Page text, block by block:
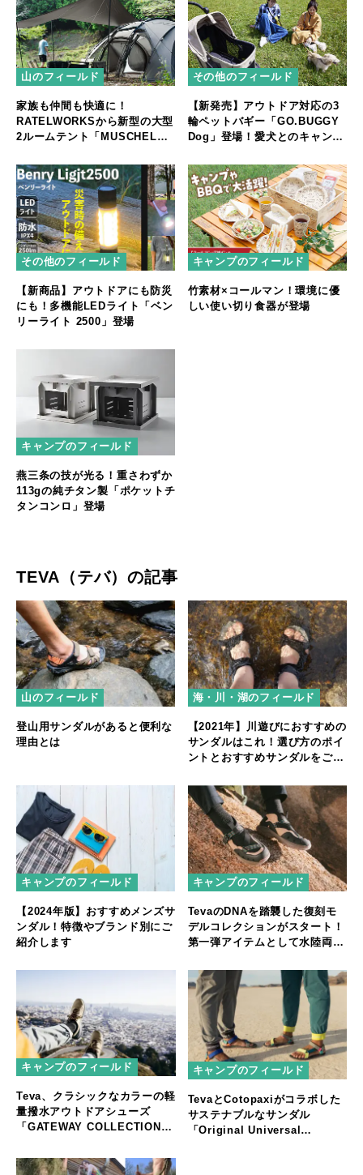
山のフィールド
家族も仲間も快適に！
RATELWORKSから新型の大型
2ルームテント「MUSCHEL」
その他のフィールド
【新発売】アウトドア対応の3
輪ペットバギー「GO.BUGGY
Dog」登場！愛犬とのキャンプ
その他のフィールド
【新商品】アウトドアにも防災
にも！多機能LEDライト「ベン
リーライト 2500」登場
キャンプのフィールド
竹素材×コールマン！環境に優
しい使い切り食器が登場
キャンプのフィールド
燕三条の技が光る！重さわずか
113gの純チタン製「ポケットチ
タンコンロ」登場
TEVA（テバ）の記事
山のフィールド
登山用サンダルがあると便利な
理由とは
海・川・湖のフィールド
【2021年】川遊びにおすすめの
サンダルはこれ！選び方のポイ
ントとおすすめサンダルをご紹
キャンプのフィールド
【2024年版】おすすめメンズサ
ンダル！特徴やブランド別にご
紹介します
キャンプのフィールド
TevaのDNAを踏襲した復刻モ
デルコレクションがスタート！
第一弾アイテムとして水陸両用
MID」を発売
キャンプのフィールド
Teva、クラシックなカラーの軽
量撥水アウトドアシューズ
「GATEWAY COLLECTION」
キャンプのフィールド
TevaとCotopaxiがコラボした
サステナブルなサンダル
「Original Universal